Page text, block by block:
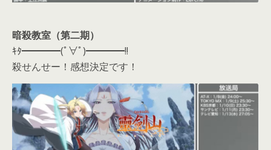
暗殺教室（第二期）
ｷﾀ━━━━(ﾟ∀ﾟ)━━━━!!
殺せんせー！感想決定です！